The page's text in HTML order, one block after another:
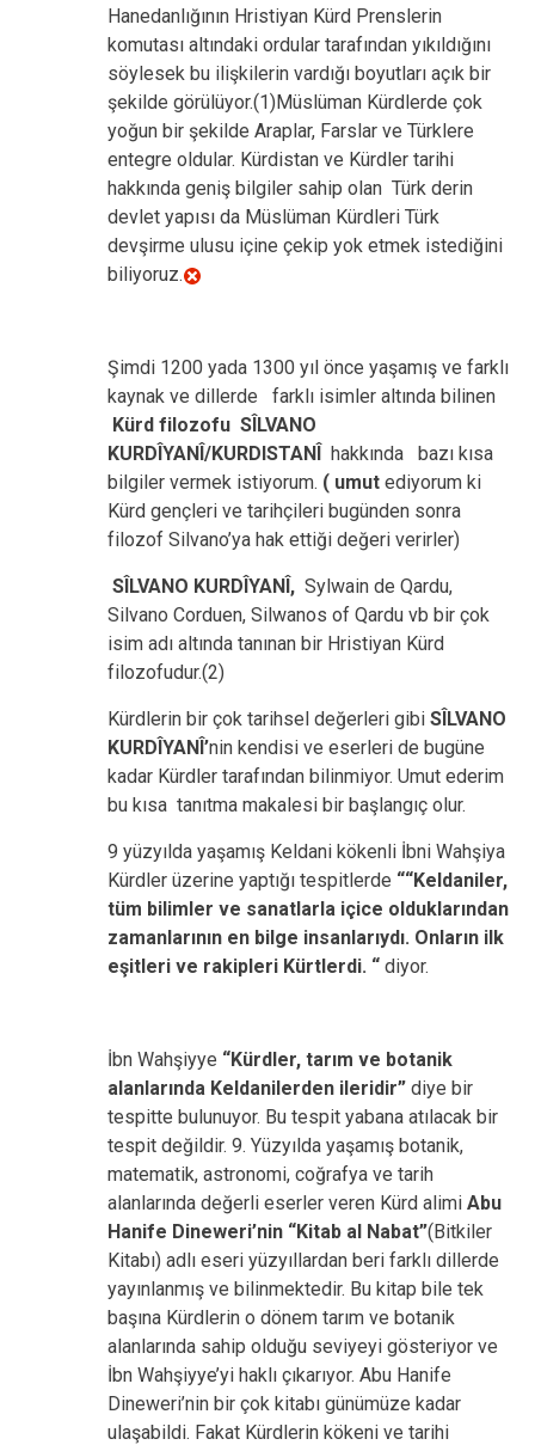
Hanedanlığının Hristiyan Kürd Prenslerin
komutası altındaki ordular tarafından yıkıldığını
söylesek bu ilişkilerin vardığı boyutları açık bir
şekilde görülüyor.(1)Müslüman Kürdlerde çok
yoğun bir şekilde Araplar, Farslar ve Türklere
entegre oldular. Kürdistan ve Kürdler tarihi
hakkında geniş bilgiler sahip olan Türk derin
devlet yapısı da Müslüman Kürdleri Türk
devşirme ulusu içine çekip yok etmek istediğini
biliyoruz.
Şimdi 1200 yada 1300 yıl önce yaşamış ve farklı
kaynak ve dillerde farklı isimler altında bilinen
Kürd filozofu SÎLVANO
KURDÎYANÎ/KURDISTANÎ hakkında bazı kısa
bilgiler vermek istiyorum. ( umut ediyorum ki
Kürd gençleri ve tarihçileri bugünden sonra
filozof Silvano’ya hak ettiği değeri verirler)
SÎLVANO KURDÎYANÎ, Sylwain de Qardu,
Silvano Corduen, Silwanos of Qardu vb bir çok
isim adı altında tanınan bir Hristiyan Kürd
filozofudur.(2)
Kürdlerin bir çok tarihsel değerleri gibi SÎLVANO
KURDÎYANÎ’nin kendisi ve eserleri de bugüne
kadar Kürdler tarafından bilinmiyor. Umut ederim
bu kısa tanıtma makalesi bir başlangıç olur.
9 yüzyılda yaşamış Keldani kökenli İbni Wahşiya
Kürdler üzerine yaptığı tespitlerde ““Keldaniler,
tüm bilimler ve sanatlarla içice olduklarından
zamanlarının en bilge insanlarıydı. Onların ilk
eşitleri ve rakipleri Kürtlerdi. “ diyor.
İbn Wahşiyye “Kürdler, tarım ve botanik
alanlarında Keldanilerden ileridir” diye bir
tespitte bulunuyor. Bu tespit yabana atılacak bir
tespit değildir. 9. Yüzyılda yaşamış botanik,
matematik, astronomi, coğrafya ve tarih
alanlarında değerli eserler veren Kürd alimi Abu
Hanife Dineweri’nin “Kitab al Nabat”(Bitkiler
Kitabı) adlı eseri yüzyıllardan beri farklı dillerde
yayınlanmış ve bilinmektedir. Bu kitap bile tek
başına Kürdlerin o dönem tarım ve botanik
alanlarında sahip olduğu seviyeyi gösteriyor ve
İbn Wahşiyye’yi haklı çıkarıyor. Abu Hanife
Dineweri’nin bir çok kitabı günümüze kadar
ulaşabildi. Fakat Kürdlerin kökeni ve tarihi